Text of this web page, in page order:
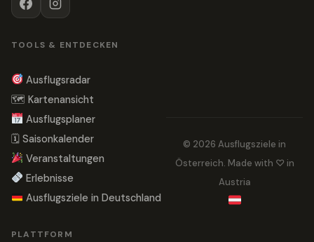
TOOLS & ENTDECKEN
Ausflugsradar
🗺 Kartenansicht
Ausflugsplaner
🗓 Saisonkalender
Veranstaltungen
Erlebnisse
Ausflugsziele in Deutschland
PLATTFORM
© 2026 Ausflugsziele in
Österreich. Made with ♡ in
Austria